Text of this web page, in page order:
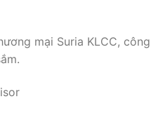
mại Suria KLCC, công